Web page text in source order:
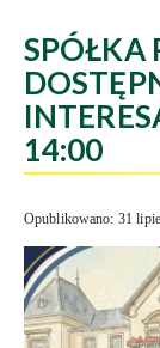
SPÓŁKA
14:00
Opublikowano: 31